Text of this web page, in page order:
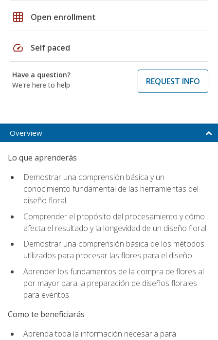
grid_on Open enrollment
speed Self paced
Have a question?
We're here to help
REQUEST INFO
Overview
Lo que aprenderás
Demostrar una comprensión básica y un
conocimiento fundamental de las herramientas del
diseño floral.
Comprender el propósito del procesamiento y cómo
afecta el resultado y la longevidad de un diseño floral.
Demostrar una comprensión básica de los métodos
utilizados para procesar las flores para el diseño.
Aprender los fundamentos de la compra de flores al
por mayor para la preparación de diseños florales
para eventos.
Como te beneficiarás
Aprenda toda la información necesaria para